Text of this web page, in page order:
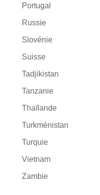
Portugal
Russie
Slovénie
Suisse
Tadjikistan
Tanzanie
Thaïlande
Turkménistan
Turquie
Vietnam
Zambie